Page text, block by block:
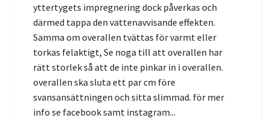
yttertygets impregnering dock påverkas och
därmed tappa den vattenavvisande effekten.
Samma om overallen tvättas för varmt eller
torkas felaktigt, Se noga till att overallen har
rätt storlek så att de inte pinkar in i overallen.
overallen ska sluta ett par cm före
svansansättningen och sitta slimmad. för mer
info se facebook samt instagram...